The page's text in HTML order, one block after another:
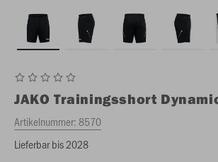
JAKO Trainingsshort
Artikelnummer:8570
Lieferbar bis 2028